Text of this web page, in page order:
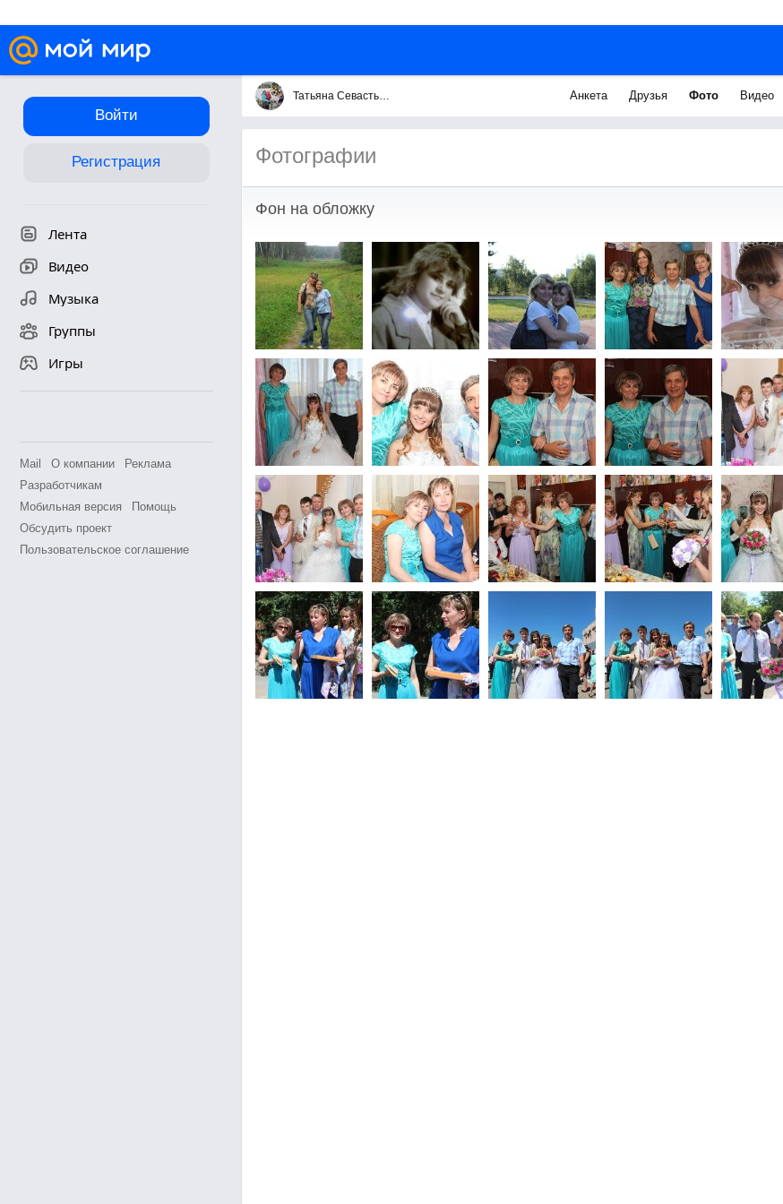
Войти
Регистрация
Лента
Видео
Музыка
Группы
Игры
Mail О компании
Реклама
Разработчикам
Мобильная версия
Помощь
Обсудить проект
Пользовательское соглашение
Татьяна Севастьянова Анкета Друзья Фото Видео
Фотографии
Фон на обложку